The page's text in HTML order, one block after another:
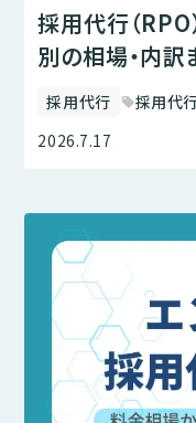
採用代行（
別の相場・内
採用代行 sell採用代
2026.7.17